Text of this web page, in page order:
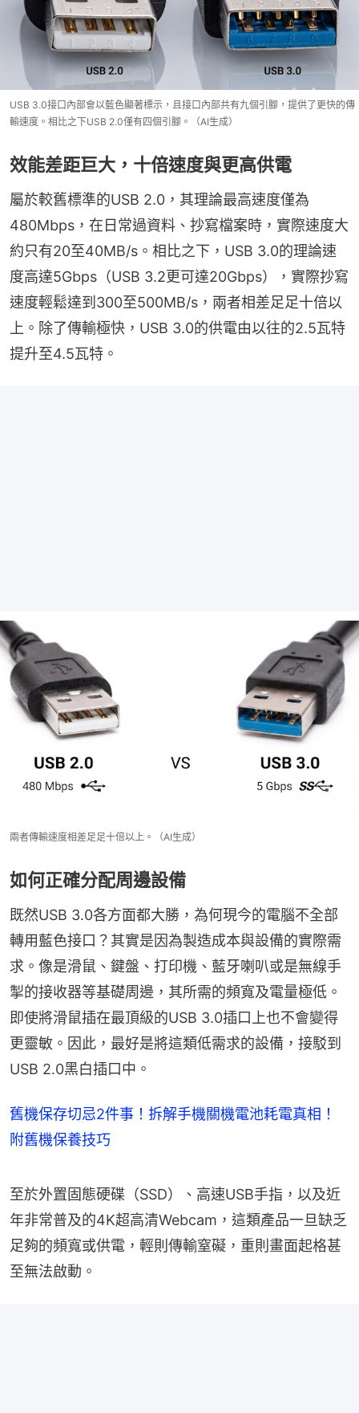
USB 3.0接口內部會以藍色顯著標示，且接口內部共有九個引腳，提供了更快的傳
輸速度。相比之下USB 2.0僅有四個引腳。（AI生成）
效能差距巨大，十倍速度與更高供電
屬於較舊標準的USB 2.0，其理論最高速度僅為
480Mbps，在日常過資料、抄寫檔案時，實際速度大
約只有20至40MB/s。相比之下，USB 3.0的理論速
度高達5Gbps（USB 3.2更可達20Gbps），實際抄寫
速度輕鬆達到300至500MB/s，兩者相差足足十倍以
上。除了傳輸極快，USB 3.0的供電由以往的2.5瓦特
提升至4.5瓦特。
兩者傳輸速度相差足足十倍以上。（AI生成）
如何正確分配周邊設備
既然USB 3.0各方面都大勝，為何現今的電腦不全部
轉用藍色接口？其實是因為製造成本與設備的實際需
求。像是滑鼠、鍵盤、打印機、藍牙喇叭或是無線手
掣的接收器等基礎周邊，其所需的頻寬及電量極低。
即使將滑鼠插在最頂級的USB 3.0插口上也不會變得
更靈敏。因此，最好是將這類低需求的設備，接駁到
USB 2.0黑白插口中。
舊機保存切忌2件事！拆解手機關機電池耗電真相！
附舊機保養技巧
至於外置固態硬碟（SSD）、高速USB手指，以及近
年非常普及的4K超高清Webcam，這類產品一旦缺乏
足夠的頻寬或供電，輕則傳輸窒礙，重則畫面起格甚
至無法啟動。